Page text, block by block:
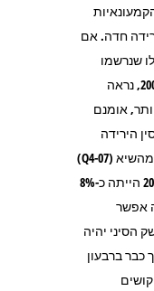
חדה. אם
שנרשמו
משיא לשפל בזמן המשבר בשנת 2008, נראה
אומנם
יותר (תרשים 12). בסין הירידה
בשיעור הצמיחה של התמ"ג (YoY) מהשיא (Q4-07)
לשפל (Q1-09) של המשבר בשנת 2008 הייתה כ-8%
אלה אפשר
הסיני יהיה
כבר ברבעון